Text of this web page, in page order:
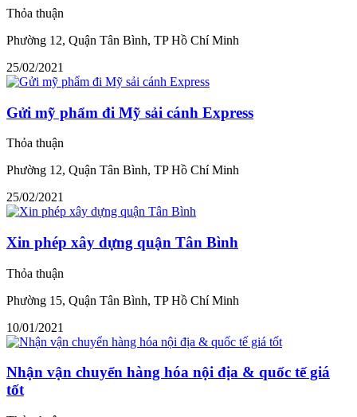
Thỏa thuận
Phường 12, Quận Tân Bình, TP Hồ Chí Minh
25/02/2021
Gửi mỹ phẩm đi Mỹ sải cánh Express
Thỏa thuận
Phường 12, Quận Tân Bình, TP Hồ Chí Minh
25/02/2021
Xin phép xây dựng quận Tân Bình
Thỏa thuận
Phường 15, Quận Tân Bình, TP Hồ Chí Minh
10/01/2021
Nhận vận chuyển hàng hóa nội địa & quốc tế giá
tốt